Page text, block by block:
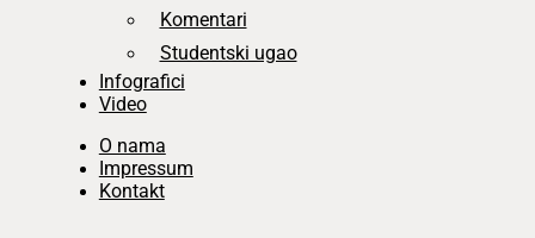
Komentari
Studentski ugao
Infografici
Video
O nama
Impressum
Kontakt